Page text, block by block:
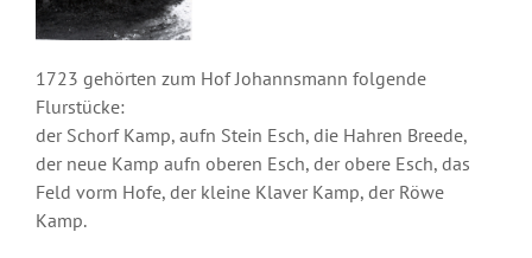
1723 gehörten zum Hof Johannsmann folgende
Flurstücke:
der Schorf Kamp, aufn Stein Esch, die Hahren Breede,
der neue Kamp aufn oberen Esch, der obere Esch, das
Feld vorm Hofe, der kleine Klaver Kamp, der Röwe
Kamp.